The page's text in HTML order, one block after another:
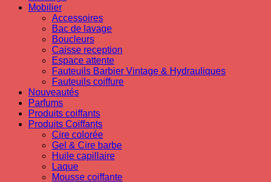
Mobilier
Accessoires
Bac de lavage
Boucleurs
Caisse reception
Espace attente
Fauteuils Barbier Vintage & Hydrauliques
Fauteuils coiffure
Nouveautés
Parfums
Produits coiffants
Produits Coiffants
Cire colorée
Gel & Cire barbe
Huile capillaire
Laque
Mousse coiffante